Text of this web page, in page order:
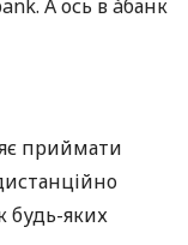
А ось в àбанк
приймати
будь-яких